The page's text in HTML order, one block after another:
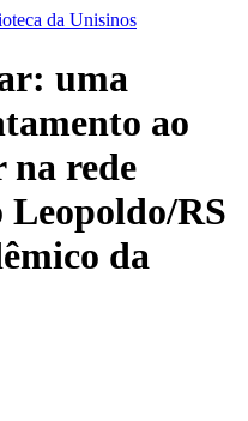
da Unisinos
uma
ao
na rede
Leopoldo/RS
da